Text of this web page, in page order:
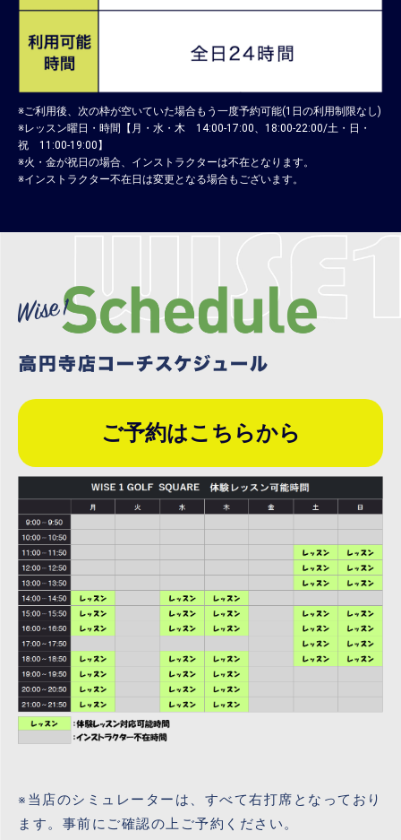
※ご利用後、次の枠が空いていた場合もう一度予約可能(1日の利用制限なし)
※レッスン曜日・時間【月・水・木 14:00-17:00、18:00-22:00/土・日・
祝 11:00-19:00】
※火・金が祝日の場合、インストラクターは不在となります。
※インストラクター不在日は変更となる場合もございます。
ご予約はこちらから
※当店のシミュレーターは、すべて右打席となっており
ます。事前にご確認の上ご予約ください。